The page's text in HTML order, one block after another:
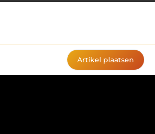
Artikel plaatsen